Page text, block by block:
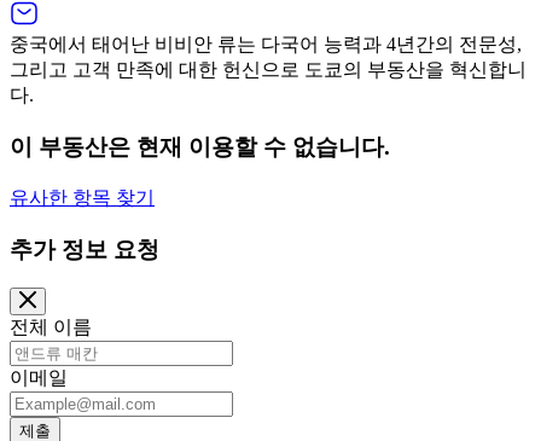
중국에서 태어난 비비안 류는 다국어 능력과 4년간의 전문성,
그리고 고객 만족에 대한 헌신으로 도쿄의 부동산을 혁신합니
다.
이 부동산은 현재 이용할 수 없습니다.
유사한 항목 찾기
추가 정보 요청
전체 이름
이메일
제출